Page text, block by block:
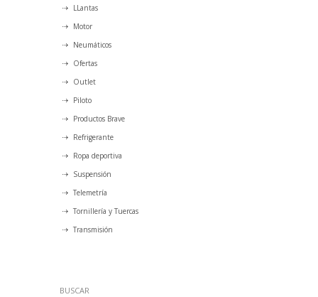
LLantas
Motor
Neumáticos
Ofertas
Outlet
Piloto
Productos Brave
Refrigerante
Ropa deportiva
Suspensión
Telemetría
Tornillería y Tuercas
Transmisión
BUSCAR